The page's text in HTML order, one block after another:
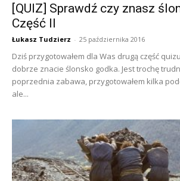
[QUIZ] Sprawdź czy znasz
Część II
Łukasz Tudzierz - 25 października 2016
Dziś przygotowałem dla Was drugą część
dobrze znacie ślonsko godka. Jest trochę
poprzednia zabawa, przygotowałem kilka
ale...